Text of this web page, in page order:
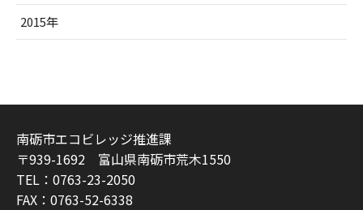
2015年
南砺市エコビレッジ推進課
〒939-1692 富山県南砺市荒木1550
TEL：0763-23-2050
FAX：0763-52-6338